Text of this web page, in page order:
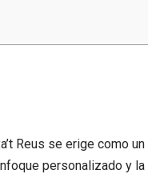
Reus se erige como
personalizado y